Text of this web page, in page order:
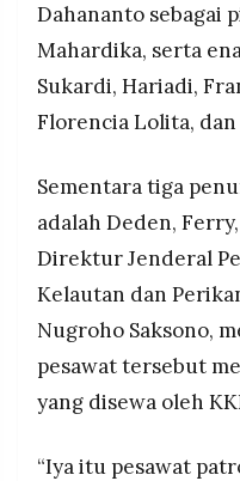
Dahananto sebagai
Mahardika, serta
Sukardi, Hariadi,
Florencia Lolita,
Sementara tiga
adalah Deden,
Direktur Jenderal
Kelautan dan
Nugroho Saksono,
pesawat tersebut
yang disewa oleh
“Iya itu pesawat